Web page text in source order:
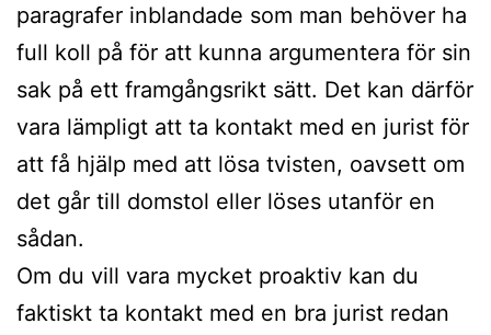
paragrafer inblandade som man behöver ha
full koll på för att kunna argumentera för sin
sak på ett framgångsrikt sätt. Det kan därför
vara lämpligt att ta kontakt med en jurist för
att få hjälp med att lösa tvisten, oavsett om
det går till domstol eller löses utanför en
sådan.
Om du vill vara mycket proaktiv kan du
faktiskt ta kontakt med en bra jurist redan